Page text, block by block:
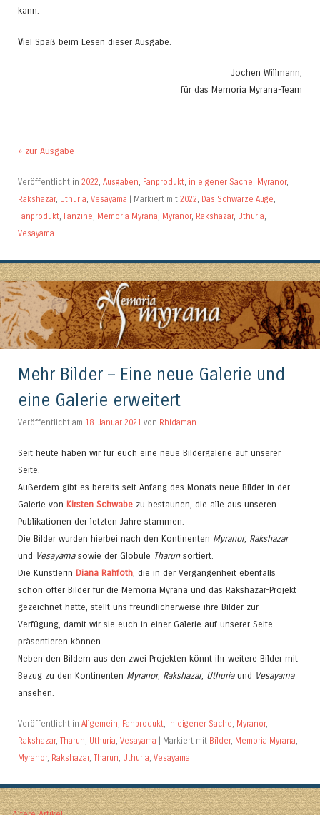
kann.
Viel Spaß beim Lesen dieser Ausgabe.
Jochen Willmann,
für das Memoria Myrana-Team
» zur Ausgabe
Veröffentlicht in 2022, Ausgaben, Fanprodukt, in eigener Sache, Myranor,
Rakshazar, Uthuria, Vesayama Markiert mit 2022, Das Schwarze Auge,
Fanprodukt, Fanzine, Memoria Myrana, Myranor, Rakshazar, Uthuria,
Vesayama
Mehr Bilder – Eine neue Galerie und
eine Galerie erweitert
Veröffentlicht am 18. Januar 2021 von Rhidaman
Seit heute haben wir für euch eine neue Bildergalerie auf unserer
Seite.
Außerdem gibt es bereits seit Anfang des Monats neue Bilder in der
Galerie von Kirsten Schwabe zu bestaunen, die alle aus unseren
Publikationen der letzten Jahre stammen.
Die Bilder wurden hierbei nach den Kontinenten Myranor, Rakshazar
und Vesayama sowie der Globule Tharun sortiert.
Die Künstlerin Diana Rahfoth, die in der Vergangenheit ebenfalls
schon öfter Bilder für die Memoria Myrana und das Rakshazar-Projekt
gezeichnet hatte, stellt uns freundlicherweise ihre Bilder zur
Verfügung, damit wir sie euch in einer Galerie auf unserer Seite
präsentieren können.
Neben den Bildern aus den zwei Projekten könnt ihr weitere Bilder mit
Bezug zu den Kontinenten Myranor, Rakshazar, Uthuria und Vesayama
ansehen.
Veröffentlicht in Allgemein, Fanprodukt, in eigener Sache, Myranor,
Rakshazar, Tharun, Uthuria, Vesayama Markiert mit Bilder, Memoria Myrana,
Myranor, Rakshazar, Tharun, Uthuria, Vesayama